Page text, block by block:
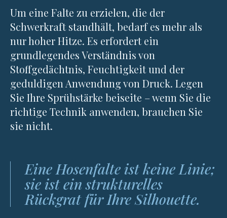
Um eine Falte zu erzielen, die der
Schwerkraft standhält, bedarf es mehr als
nur hoher Hitze. Es erfordert ein
grundlegendes Verständnis von
Stoffgedächtnis, Feuchtigkeit und der
geduldigen Anwendung von Druck. Legen
Sie Ihre Sprühstärke beiseite – wenn Sie die
richtige Technik anwenden, brauchen Sie
sie nicht.
Eine Hosenfalte ist keine Linie;
sie ist ein strukturelles
Rückgrat für Ihre Silhouette.